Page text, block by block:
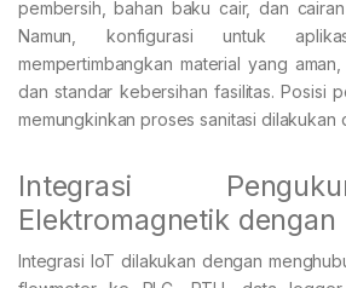
pembersih, bahan baku cair, dan
Namun, konfigurasi untuk
mempertimbangkan material yang
dan standar kebersihan fasilitas. Posisi
memungkinkan proses sanitasi dilakukan
Integrasi
Elektromagnetik dengan
Integrasi IoT dilakukan dengan